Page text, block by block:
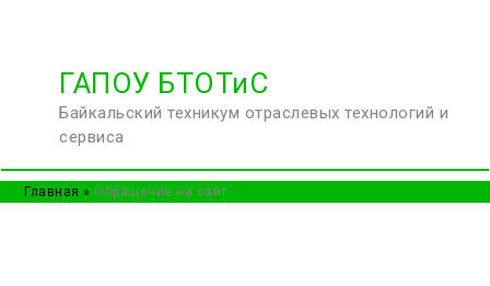
содержимому
ГАПОУ БТОТиС
Байкальский техникум отраслевых технологий и
сервиса
Главная Обращение на сайт